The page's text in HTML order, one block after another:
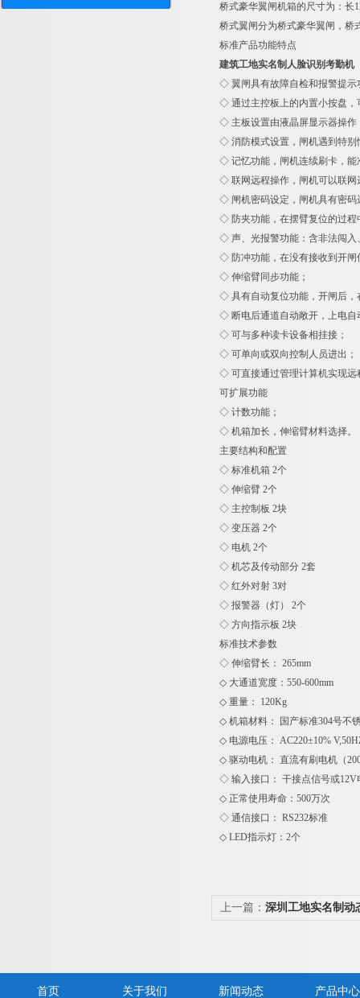
安装
桥式豪华翼闸机箱的尺寸为：长
桥式翼闸分为桥式豪华翼闸，桥
标准产品功能特点
建筑工地实名制人脸识别考勤机
◇ 翼闸具有故障自检和报警提示
◇ 通过主控板上的内置小按盘，
◇ 主板设置由液晶屏显示器操作
◇ 消防模式设置，闸机遇到特别
◇ 记忆功能，闸机连续刷卡，能
◇ 联网远程操作，闸机可以联网
◇ 闸机密码设定，闸机具有密码
◇ 防夹功能，在摆臂复位的过程
◇ 声、光报警功能：含非法闯入
◇ 防冲功能，在没有接收到开闸
◇ 伸缩臂同步功能；
◇ 具有自动复位功能，开闸后，
◇ 断电后通道自动敞开，上电自
◇ 可与多种读卡设备相挂接；
◇ 可单向或双向控制人员进出；
◇ 可直接通过管理计算机实现远
可扩展功能
◇ 计数功能；
◇ 机箱加长，伸缩臂材料选择。
主要结构和配置
◇ 标准机箱 2个
◇ 伸缩臂 2个
◇ 主控制板 2块
◇ 变压器 2个
◇ 电机 2个
◇ 机芯及传动部分 2套
◇ 红外对射 3对
◇ 报警器（灯） 2个
◇ 方向指示板 2块
标准技术参数
◇ 伸缩臂长： 265mm
◇ 大通道宽度：550-600mm
◇ 重量： 120Kg
◇ 机箱材料： 国产标准304号不
◇ 电源电压： AC220±10%
◇ 驱动电机： 直流有刷电机（
◇ 输入接口： 干接点信号或12V
◇ 正常使用寿命：500万次
◇ 通信接口： RS232标准
◇ LED指示灯：2个
上一篇： 深圳工地实名制动
首页 关于我们 新闻动态
产品中心